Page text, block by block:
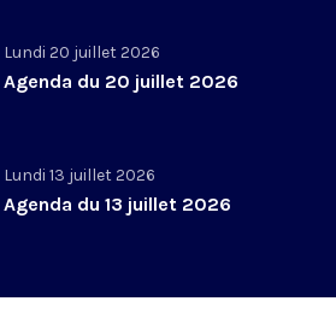
Lundi 20 juillet 2026
Agenda du 20 juillet 2026
Lundi 13 juillet 2026
Agenda du 13 juillet 2026